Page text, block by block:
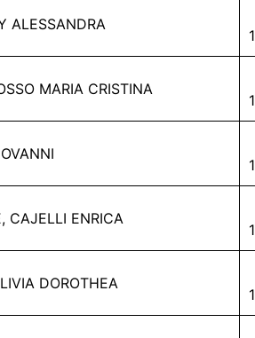
ALESSANDRA
MARIA CRISTINA
CAJELLI ENRICA
DOROTHEA